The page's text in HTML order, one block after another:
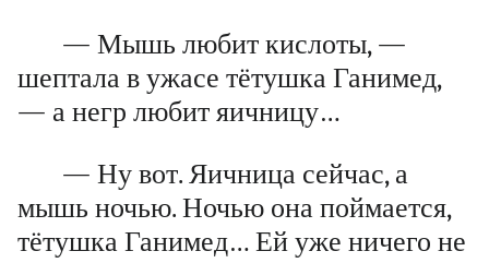
— Мышь любит кислоты, —
шептала в ужасе тётушка Ганимед,
— а негр любит яичницу…
— Ну вот. Яичница сейчас, а
мышь ночью. Ночью она поймается,
тётушка Ганимед… Ей уже ничего не